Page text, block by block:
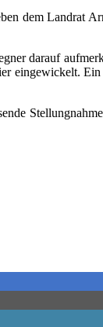
dem Land­rat
dar­auf
ein­ge­wi­ckelt.